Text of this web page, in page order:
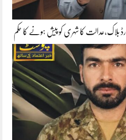
بلاک،عدالت کا شہری کو پیش ہونے کا حکم